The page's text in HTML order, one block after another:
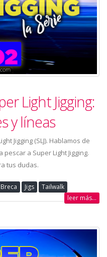
Light Jigging:
y líneas
Jigging (SLJ). Hablamos de
a Super Light Jigging.
tus dudas.
Jigs
Tailwalk
leer más...